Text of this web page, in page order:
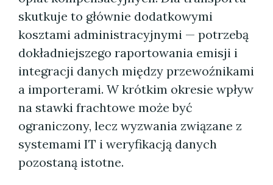
skutkuje to głównie dodatkowymi
kosztami administracyjnymi — potrzebą
dokładniejszego raportowania emisji i
integracji danych między przewoźnikami
a importerami. W krótkim okresie wpływ
na stawki frachtowe może być
ograniczony, lecz wyzwania związane z
systemami IT i weryfikacją danych
pozostaną istotne.